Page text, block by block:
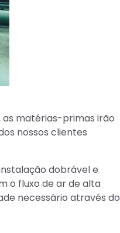
as matérias-primas irão
nossos clientes
dobrável e
o fluxo de ar de alta
necessário através do